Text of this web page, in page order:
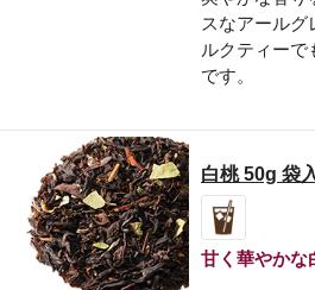
スなアールグ
ルクティーで
です。
白桃 50g 袋
甘く華やかな